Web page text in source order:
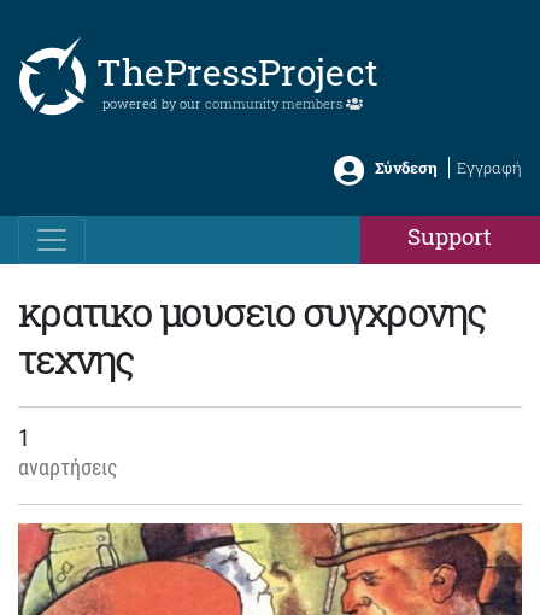
ThePressProject
powered by our community members
Σύνδεση Εγγραφή
Support
κρατικο μουσειο συγχρονης
τεχνης
1
αναρτήσεις